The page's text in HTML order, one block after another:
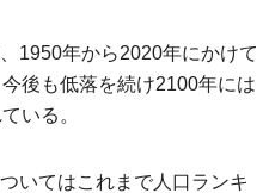
1950年から2020年にかけて
後も低落を続け2100年には
いる。
いてはこれまで人口ランキ